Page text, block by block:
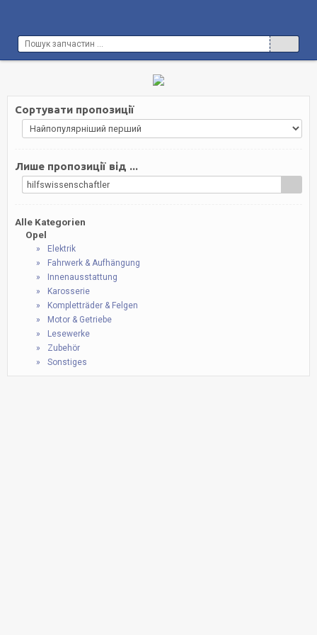
Сортувати пропозиції
Лише пропозиції від ...
hilfswissenschaftler
Alle Kategorien
Opel
Elektrik
Fahrwerk & Aufhängung
Innenausstattung
Karosserie
Kompletträder & Felgen
Motor & Getriebe
Lesewerke
Zubehör
Sonstiges